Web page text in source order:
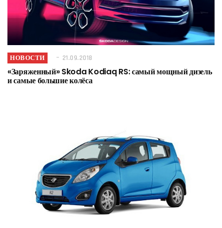
НОВОСТИ 21.09.2018
«Заряженный» Skoda Kodiaq RS: самый мощный дизель
и самые большие колёса